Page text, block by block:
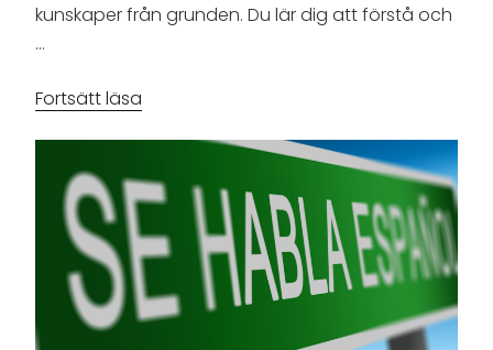
kunskaper från grunden. Du lär dig att förstå och
…
Fortsätt läsa
nybörjare”